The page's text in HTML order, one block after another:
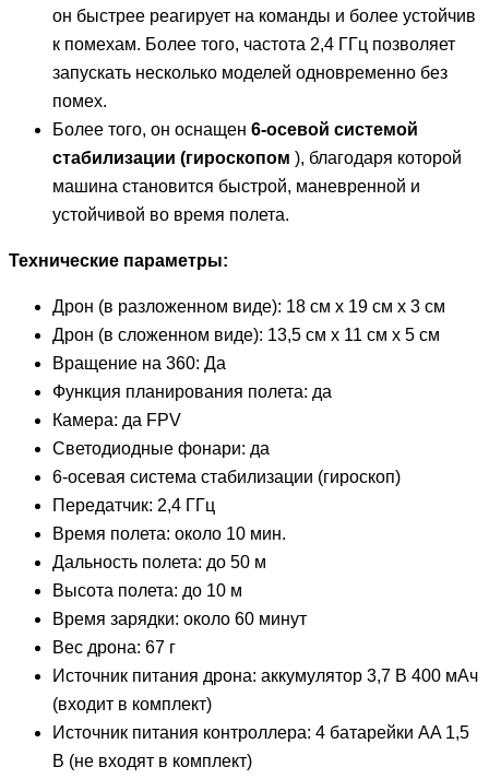
он быстрее реагирует на команды и более устойчив
к помехам. Более того, частота 2,4 ГГц позволяет
запускать несколько моделей одновременно без
помех.
Более того, он оснащен 6-осевой системой
стабилизации (гироскопом ), благодаря которой
машина становится быстрой, маневренной и
устойчивой во время полета.
Технические параметры:
Дрон (в разложенном виде): 18 см x 19 см x 3 см
Дрон (в сложенном виде): 13,5 см x 11 см x 5 см
Вращение на 360: Да
Функция планирования полета: да
Камера: да FPV
Светодиодные фонари: да
6-осевая система стабилизации (гироскоп)
Передатчик: 2,4 ГГц
Время полета: около 10 мин.
Дальность полета: до 50 м
Высота полета: до 10 м
Время зарядки: около 60 минут
Вес дрона: 67 г
Источник питания дрона: аккумулятор 3,7 В 400 мАч
(входит в комплект)
Источник питания контроллера: 4 батарейки AA 1,5
В (не входят в комплект)